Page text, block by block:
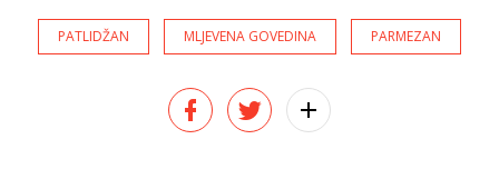
PATLIDŽAN MLJEVENA GOVEDINA PARMEZAN